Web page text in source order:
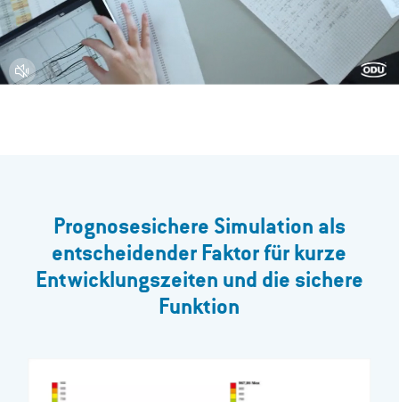
>
Prognosesichere Simulation als
entscheidender Faktor für kurze
Entwicklungszeiten und die sichere
Funktion